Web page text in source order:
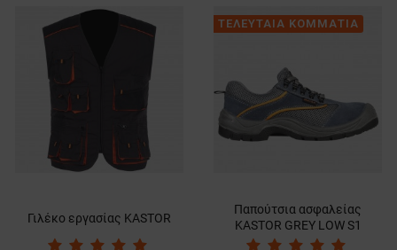
Γιλέκο εργασίας KASTOR
ΤΕΛΕΥΤΑΙΑ ΚΟΜΜΑΤΙΑ
Παπούτσια ασφαλείας
KASTOR GREY LOW S1
SRC